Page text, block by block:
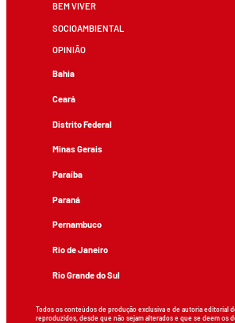
BEM VIVER
SOCIOAMBIENTAL
OPINIÃO
Bahia
Ceará
Distrito Federal
Minas Gerais
Paraíba
Paraná
Pernambuco
Rio de Janeiro
Rio Grande do Sul
Todos os conteúdos de produção exclusiva e de autoria editorial
reproduzidos, desde que não sejam alterados e que se deem os